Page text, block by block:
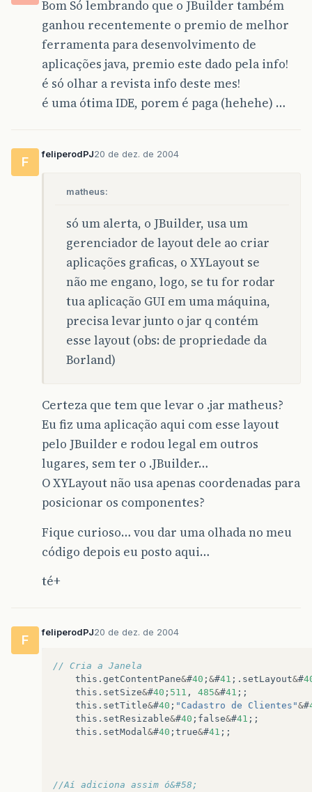
Bom Só lembrando que o JBuilder também
ganhou recentemente o premio de melhor
ferramenta para desenvolvimento de
aplicações java, premio este dado pela info!
é só olhar a revista info deste mes!
é uma ótima IDE, porem é paga (hehehe) …
F
feliperodPJ20 de dez. de 2004
matheus:
só um alerta, o JBuilder, usa um
gerenciador de layout dele ao criar
aplicações graficas, o XYLayout se
não me engano, logo, se tu for rodar
tua aplicação GUI em uma máquina,
precisa levar junto o jar q contém
esse layout (obs: de propriedade da
Borland)
Certeza que tem que levar o .jar matheus?
Eu fiz uma aplicação aqui com esse layout
pelo JBuilder e rodou legal em outros
lugares, sem ter o .JBuilder…
O XYLayout não usa apenas coordenadas para
posicionar os componentes?
Fique curioso… vou dar uma olhada no meu
código depois eu posto aqui…
té+
F
feliperodPJ20 de dez. de 2004
// Cria a Janela
this . getContentPane&#40 ; &#41 ;. setLayout&#
this . setSize&#40 ; 511 , 485&#41 ;;
this . setTitle&#40 ; "Cadastro de Clientes"&#
this . setResizable&#40 ; false&#41 ;;
this . setModal&#40 ; true&#41 ;;
//Aí adiciona assim ó&#58;